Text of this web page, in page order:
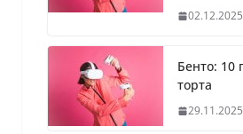
02.12.2025
Бенто: 10
торта
29.11.2025